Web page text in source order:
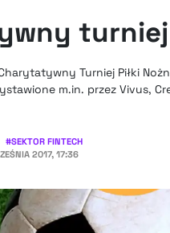
turniej
Turniej Piłki
m.in. przez Vivus,
#SEKTOR FINTECH
2017, 17:36